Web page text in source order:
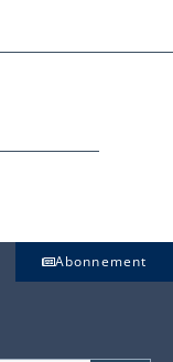
Abonnement